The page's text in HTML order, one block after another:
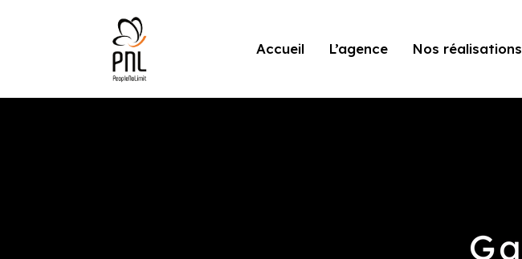
Accueil L’agence Nos réalisations